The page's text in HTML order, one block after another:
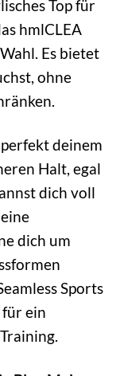
Top für
hmlCLEA
Es bietet
ohne
deinem
Halt, egal
dich voll
dich um
Sports
ein